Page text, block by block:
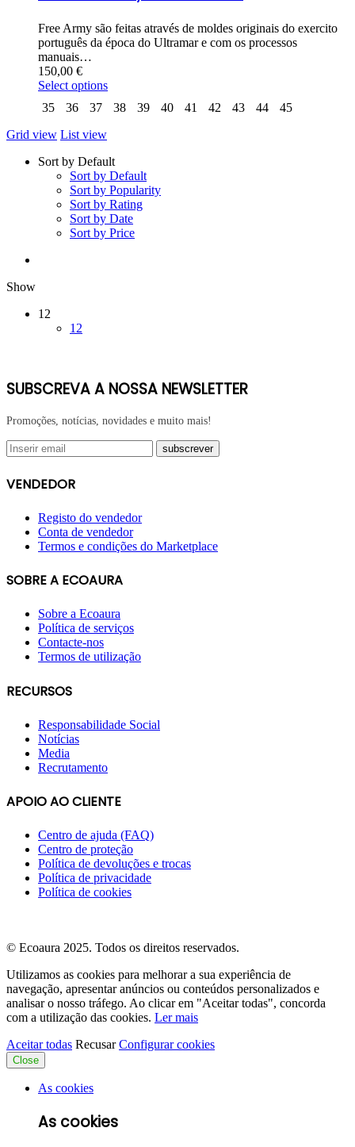
Free Army são feitas através de moldes originais do exercito
português da época do Ultramar e com os processos
manuais…
150,00 €
Select options
35
36 37 38 39 40 41 42 43 44
45
Grid view List view
Sort by Default
Sort by Default
Sort by Popularity
Sort by Rating
Sort by Date
Sort by Price
Show
12
12
SUBSCREVA A NOSSA NEWSLETTER
Promoções, notícias, novidades e muito mais!
VENDEDOR
Registo do vendedor
Conta de vendedor
Termos e condições do Marketplace
SOBRE A ECOAURA
Sobre a Ecoaura
Política de serviços
Contacte-nos
Termos de utilização
RECURSOS
Responsabilidade Social
Notícias
Media
Recrutamento
APOIO AO CLIENTE
Centro de ajuda (FAQ)
Centro de proteção
Política de devoluções e trocas
Política de privacidade
Política de cookies
© Ecoaura 2025. Todos os direitos reservados.
Utilizamos as cookies para melhorar a sua experiência de
navegação, apresentar anúncios ou conteúdos personalizados e
analisar o nosso tráfego. Ao clicar em "Aceitar todas", concorda
com a utilização das cookies. Ler mais
Aceitar todas Recusar Configurar cookies
Close
As cookies
As cookies